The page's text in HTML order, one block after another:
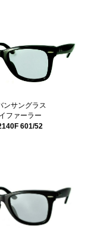
ンサングラス
ファーラー
601/52